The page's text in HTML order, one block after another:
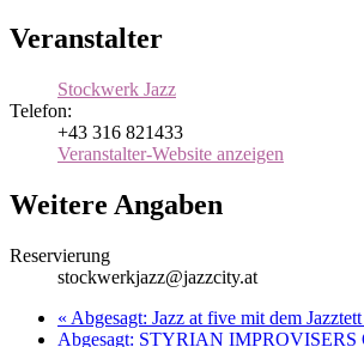
Veranstalter
Stockwerk Jazz
Telefon:
+43 316 821433
Veranstalter-Website anzeigen
Weitere Angaben
Reservierung
stockwerkjazz@jazzcity.at
« Abgesagt: Jazz at five mit dem
Abgesagt: STYRIAN IMPROVISERS